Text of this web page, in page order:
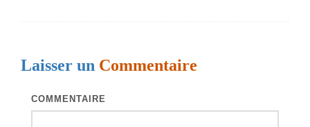
a
Laisser un Commentaire
COMMENTAIRE